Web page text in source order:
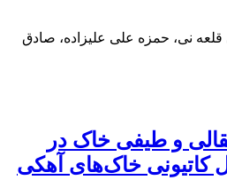
نی، حمزه علی علیزاده، صادق
و طیفی خاک در
کاتیونی خاک‌های آهکی